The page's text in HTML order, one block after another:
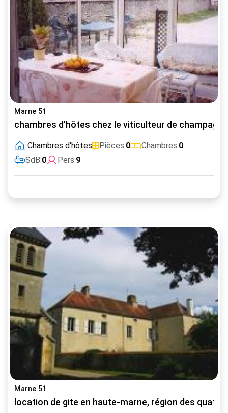
Marne 51
chambres d'hôtes chez le viticulteur de champagne
Chambres d'hôtes Pièces:0 Chambres:0
SdB:0 Pers:9
Marne 51
location de gite en haute-marne, région des